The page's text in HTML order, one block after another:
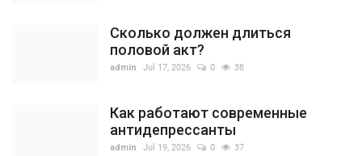
Сколько должен длиться
половой акт?
admin Jul 17, 2026 0 38
Как работают современные
антидепрессанты
admin Jul 19, 2026 0 37